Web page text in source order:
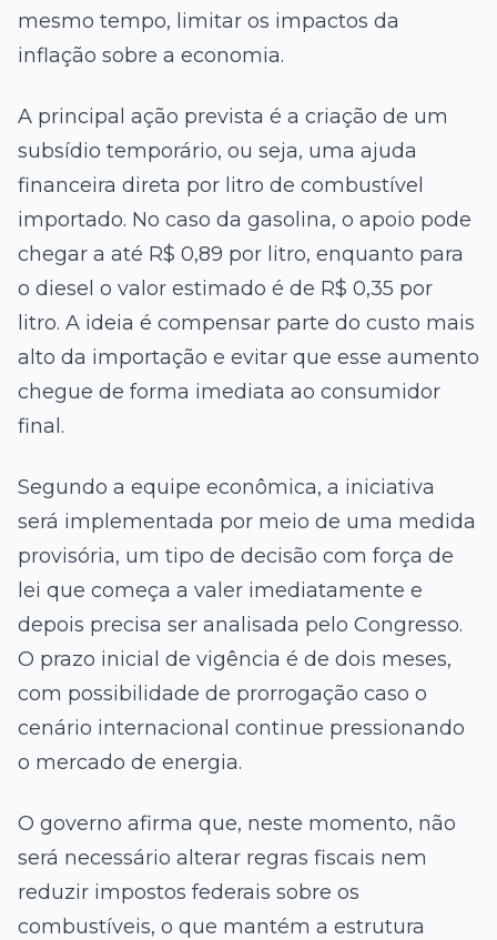
mesmo tempo, limitar os impactos da
inflação sobre a economia.
A principal ação prevista é a criação de um
subsídio temporário, ou seja, uma ajuda
financeira direta por litro de combustível
importado. No caso da gasolina, o apoio pode
chegar a até R$ 0,89 por litro, enquanto para
o diesel o valor estimado é de R$ 0,35 por
litro. A ideia é compensar parte do custo mais
alto da importação e evitar que esse aumento
chegue de forma imediata ao consumidor
final.
Segundo a equipe econômica, a iniciativa
será implementada por meio de uma medida
provisória, um tipo de decisão com força de
lei que começa a valer imediatamente e
depois precisa ser analisada pelo Congresso.
O prazo inicial de vigência é de dois meses,
com possibilidade de prorrogação caso o
cenário internacional continue pressionando
o mercado de energia.
O governo afirma que, neste momento, não
será necessário alterar regras fiscais nem
reduzir impostos federais sobre os
combustíveis, o que mantém a estrutura